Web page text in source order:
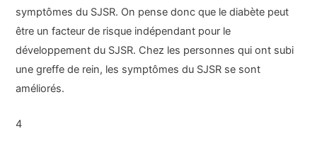
symptômes du SJSR. On pense donc que le diabète peut
être un facteur de risque indépendant pour le
développement du SJSR. Chez les personnes qui ont subi
une greffe de rein, les symptômes du SJSR se sont
améliorés.
4